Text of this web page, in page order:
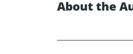
About the